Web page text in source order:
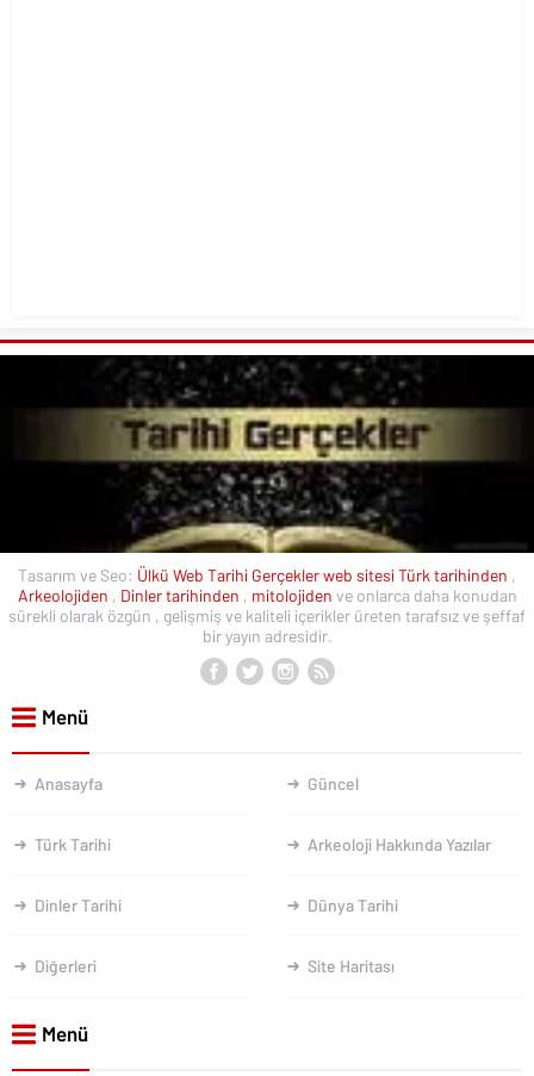
Tasarım ve Seo: Ülkü Web Tarihi Gerçekler web sitesiTürk tarihinden ,
Arkeolojiden , Dinler tarihinden , mitolojiden ve onlarca daha konudan
sürekli olarak özgün , gelişmiş ve kaliteli içerikler üreten tarafsız ve şeffaf
bir yayın adresidir.
Menü
Anasayfa Güncel
Türk Tarihi Arkeoloji Hakkında Yazılar
Dinler Tarihi Dünya Tarihi
Diğerleri Site Haritası
Menü